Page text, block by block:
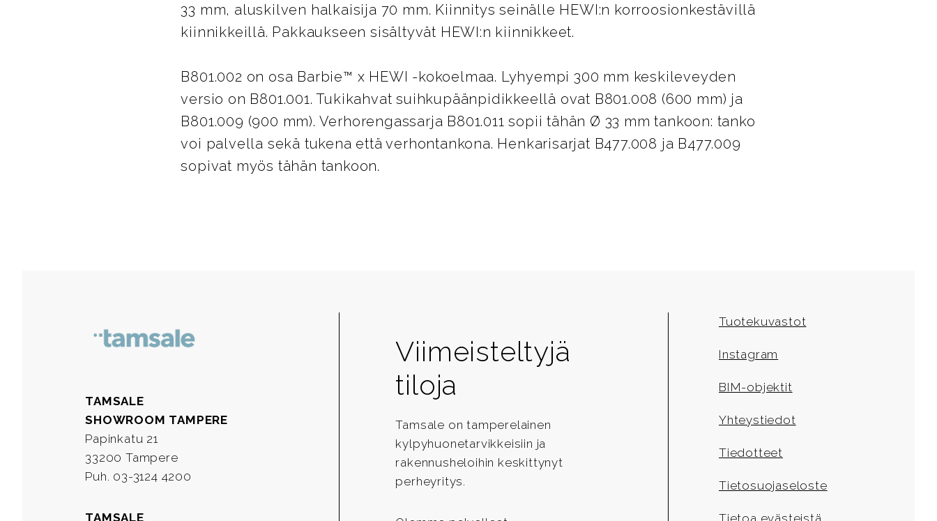
33 mm, aluskilven halkaisija 70 mm. Kiinnitys seinälle HEWI:n korroosionkestävillä
kiinnikkeillä. Pakkaukseen sisältyvät HEWI:n kiinnikkeet.
B801.002 on osa Barbie™ x HEWI -kokoelmaa. Lyhyempi 300 mm keskileveyden
versio on B801.001. Tukikahvat suihkupäänpidikkeellä ovat B801.008 (600 mm) ja
B801.009 (900 mm). Verhorengassarja B801.011 sopii tähän Ø 33 mm tankoon: tanko
voi palvella sekä tukena että verhontankona. Henkarisarjat B477.008 ja B477.009
sopivat myös tähän tankoon.
TAMSALE
SHOWROOM TAMPERE
Papinkatu 21
33200 Tampere
Puh. 03-3124 4200
TAMSALE
Viimeisteltyjä
tiloja
Tamsale on tamperelainen
kylpyhuonetarvikkeisiin ja
rakennusheloihin keskittynyt
perheyritys.
Tuotekuvastot
Instagram
BIM-objektit
Yhteystiedot
Tiedotteet
Tietosuojaseloste